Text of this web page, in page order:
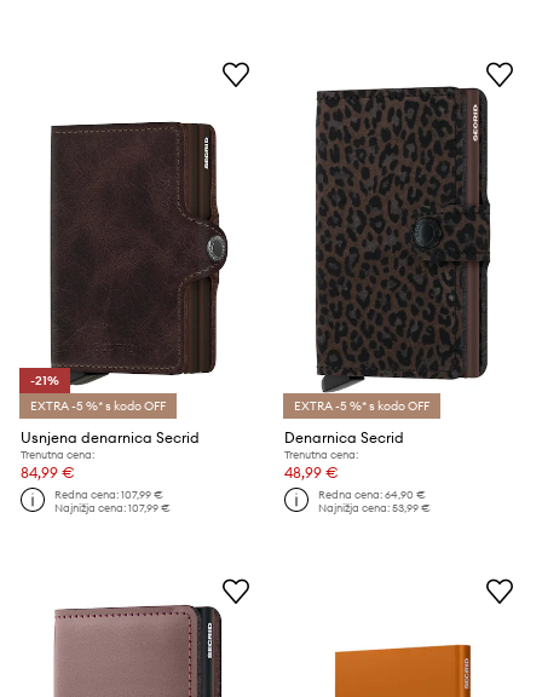
-21%
EXTRA -5 %* s kodo OFF
Usnjena denarnica Secrid
Trenutna cena:
84,99 €
Redna cena:107,99 €
Najnižja cena:107,99 €
EXTRA -5 %* s kodo OFF
Denarnica Secrid
Trenutna cena:
48,99 €
Redna cena:64,90 €
Najnižja cena:53,99 €